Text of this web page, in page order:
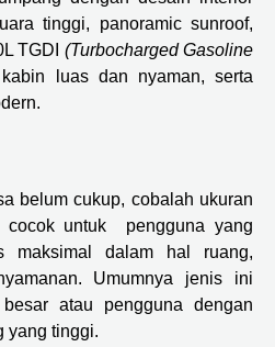
tinggi, panoramic sunroof,
TGDI (Turbocharged Gasoline
luas dan nyaman, serta
belum cukup, cobalah ukuran
untuk pengguna yang
maksimal dalam hal ruang,
Umumnya jenis ini
atau pengguna dengan
yang tinggi.